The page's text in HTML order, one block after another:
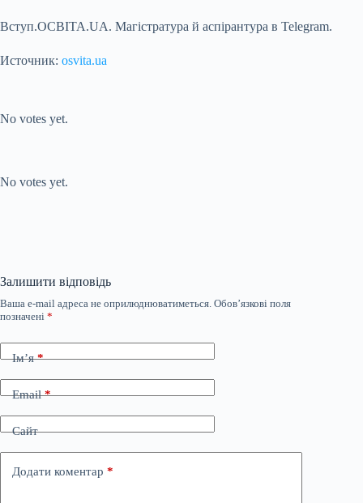
Вступ.ОСВІТА.UA. Магістратура й аспірантура в Telegram.
Источник: osvita.ua
No votes yet.
No votes yet.
Залишити відповідь
Ваша e-mail адреса не оприлюднюватиметься. Обов’язкові поля
позначені *
Ім’я*
Email*
Сайт
Додати коментар *